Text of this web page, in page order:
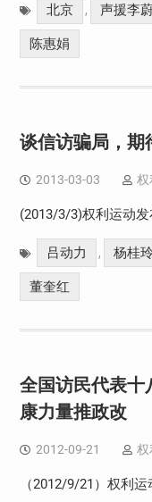
北京 , 声援李
陈惠娟
谈信访骗局，期
2013-03-03 权
(2013/3/3)权利运动
吕动力 , 杨桂
董奎红
全国访民代表十
康力量推政改
2012-09-21 权
（2012/9/21）权利